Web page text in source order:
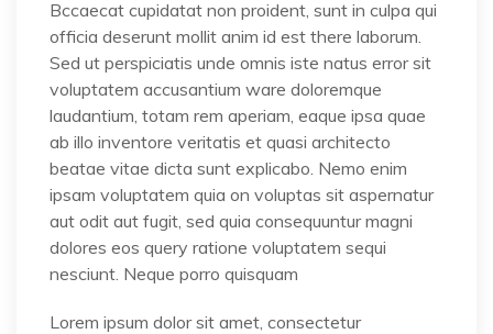
Bccaecat cupidatat non proident, sunt in culpa qui
officia deserunt mollit anim id est there laborum.
Sed ut perspiciatis unde omnis iste natus error sit
voluptatem accusantium ware doloremque
laudantium, totam rem aperiam, eaque ipsa quae
ab illo inventore veritatis et quasi architecto
beatae vitae dicta sunt explicabo. Nemo enim
ipsam voluptatem quia on voluptas sit aspernatur
aut odit aut fugit, sed quia consequuntur magni
dolores eos query ratione voluptatem sequi
nesciunt. Neque porro quisquam
Lorem ipsum dolor sit amet, consectetur